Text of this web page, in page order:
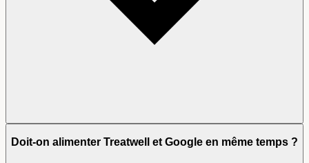
Doit-on alimenter Treatwell et Google en même temps ?